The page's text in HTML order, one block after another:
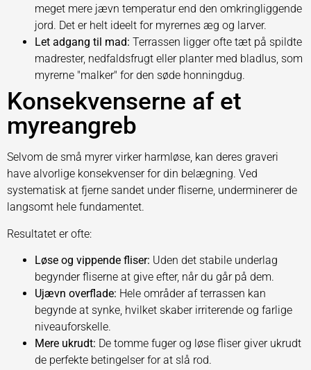
meget mere jævn temperatur end den omkringliggende
jord. Det er helt ideelt for myrernes æg og larver.
Let adgang til mad: Terrassen ligger ofte tæt på spildte
madrester, nedfaldsfrugt eller planter med bladlus, som
myrerne "malker" for den søde honningdug.
Konsekvenserne af et
myreangreb
Selvom de små myrer virker harmløse, kan deres graveri
have alvorlige konsekvenser for din belægning. Ved
systematisk at fjerne sandet under fliserne, underminerer de
langsomt hele fundamentet.
Resultatet er ofte:
Løse og vippende fliser: Uden det stabile underlag
begynder fliserne at give efter, når du går på dem.
Ujævn overflade: Hele områder af terrassen kan
begynde at synke, hvilket skaber irriterende og farlige
niveauforskelle.
Mere ukrudt: De tomme fuger og løse fliser giver ukrudt
de perfekte betingelser for at slå rod.